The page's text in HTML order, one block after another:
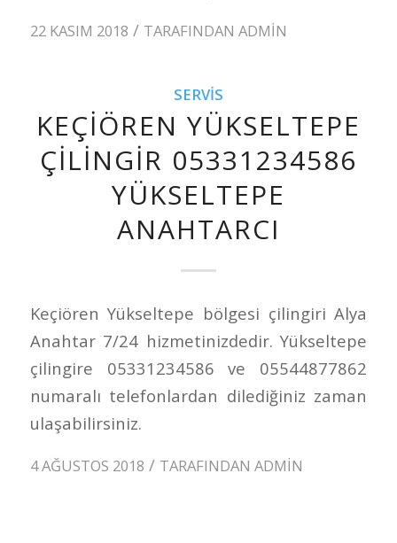
22 KASIM 2018 / TARAFINDAN ADMIN
SERVIS
KEÇIÖREN YÜKSELTEPE
ÇILINGIR 05331234586
YÜKSELTEPE
ANAHTARCI
Keçiören Yükseltepe bölgesi çilingiri Alya
Anahtar 7/24 hizmetinizdedir. Yükseltepe
çilingire 05331234586 ve 05544877862
numaralı telefonlardan dilediğiniz zaman
ulaşabilirsiniz.
4 AĞUSTOS 2018 / TARAFINDAN ADMIN